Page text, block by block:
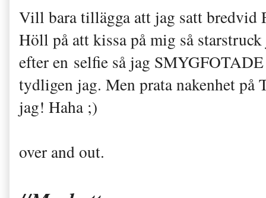
Vill bara tillägga att jag satt bredvid
Höll på att kissa på mig så
efter en selfie så jag
tydligen jag. Men prata nakenhet på
jag! Haha ;)
over and out.